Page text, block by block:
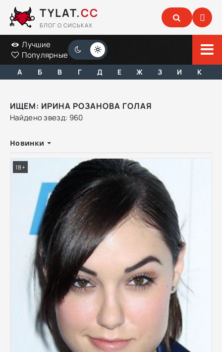
TYLAT.CC
БЛОГ О СИСЬКАХ
Лучшие
Популярные
А Б В Г Д Е Ж З И К
ИЩЕМ: ИРИНА РОЗАНОВА ГОЛАЯ
Найдено звезд: 960
Новинки
18+